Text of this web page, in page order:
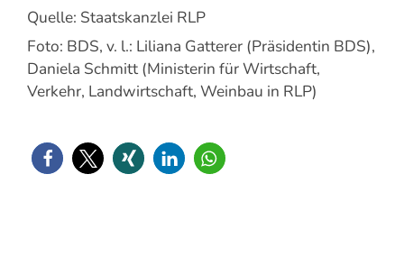
Quelle: Staatskanzlei RLP
Foto: BDS, v. l.: Liliana Gatterer (Präsidentin BDS),
Daniela Schmitt (Ministerin für Wirtschaft,
Verkehr, Landwirtschaft, Weinbau in RLP)